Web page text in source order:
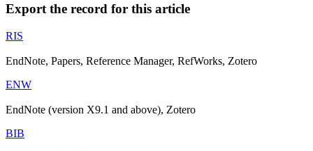
Export the record for this article
RIS
EndNote, Papers, Reference Manager, RefWorks, Zotero
ENW
EndNote (version X9.1 and above), Zotero
BIB